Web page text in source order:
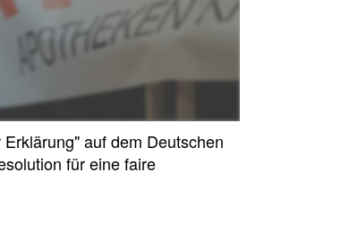
auf dem Deutschen
für eine faire